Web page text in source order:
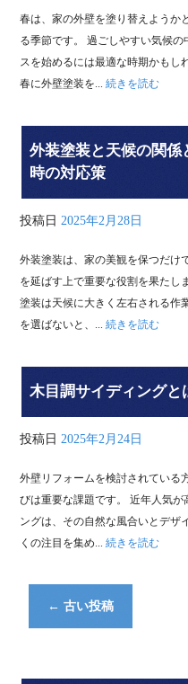
春は、家の外壁を塗り替えようか
る季節です。 過ごしやすい気候の
スを始めるには最適な時期かもし
春に外壁塗装を...続きを読む
外装塗装と天候の関
時の対応策
投稿日 2025年2月28日
外装塗装は、家の美観を保つだけ
を延ばす上で重要な役割を果たし
塗装は天候に大きく左右される作
を選ばないと、...続きを読む
木目調サイディング
投稿日 2025年2月24日
外壁リフォームを検討されている
びは重要な課題です。 近年人気が
ングは、その自然な風合いとデザ
くの注目を集め...続きを読む
← 古い投稿